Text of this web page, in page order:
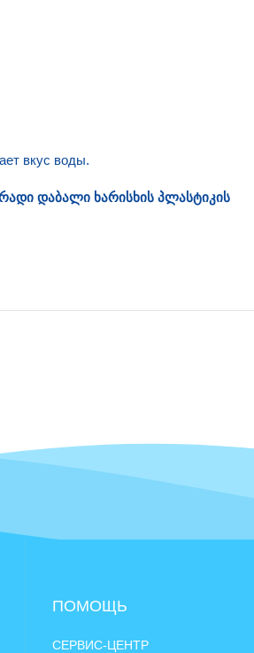
вкус воды.
დაბალი ხარისხის პლასტიკის
ПОМОЩЬ
СЕРВИС-ЦЕНТР